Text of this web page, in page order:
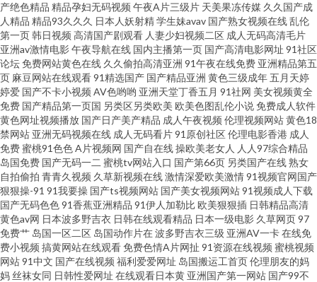
在线导航 91拍拍视频 豆花18在线网页 麻豆瑟瑟视频 四虎亚洲在线观看 91你
懂的在线 超碰人人爱人人做 玖草资源站 激情瑟瑟 青草青草 丁香综合素人 狼
友福利在线观看 97在线视 狠狠撸最新 欧美中文日韩 香蕉视频下载污 av高清
不卡 国产干逼视频 超碰97成人 内射91白虎白丝 91深夜网站色 狼友福利社 超
碰在线激情影音 老司机福利天堂 无码熟妇人妻AV av新址 黑丝国产在线 五月
婷婷社区 Avtt成人网 伦理片大香蕉 日本黄页视频 97亚洲涩 欧美成人影 麻豆
区91 午夜理论影院 www国产com 黄色免费网站网址 91精品一区 国产在线欧
日本a片中文字幕 豆花av 91夫妻交换 蜜桃视频黄 91高清系列 欧美无毒在线
产绝色精品 精品孕妇无码视频 午夜A片三级片 天美果冻传媒 久久国产成
人精品 精品93久久久 日本人妖射精学生妹avav 国产熟女视频在线乱伦
第一页韩日视频 高清国产剧观看 人妻少妇视频二区 成人无码高清毛片
亚洲av激情电影午夜导航在线 国内主播第一页 国产高清电影网址 91社区
论坛免费网站黄色在线 久久偷拍高清亚洲 91午夜在线免费 亚洲精品第五
页 麻豆网站在线观看91精选国产 国产精品亚洲 黄色三级成年 五月天婷
婷爱 国产不卡小视频 AV色哟哟 亚洲天堂丁香五月 91社网 美女视频黄全
免费 国产精品第一页国 另类区另类欧美 欧美色图乱伦小说免费成人软件
黄色网址视频播放 国产日产美产精品 成人午夜视频 伦理视频网站黄色18
禁网站 亚洲无码视频在线 成人无码看片91原创社区伦理电影香港 成人
免费蜜桃91色色A片视频网 国产自在线操欧美老女人 人人97综合精品
岛国免费 国产无码一二 蜜桃tv网站入口 国产第66页 另类国产在线熟女
自拍偷拍 青青久视频 久草新视频在线激情深爱欧美激情91视频官网国产
狠狠操-91 91我要操 国产ts视频网站 国产美女视频网站91视频成人下载
国产无码色色91香蕉亚洲精品 91伊人加勒比 欧美狠狠插 日韩精品高清
黄色av网 日本波多野吉衣 日韩在线观看精品 日本一级电影 久草网页97
免费艹 岛国一区二区 岛国动作片在波多野吉衣三级 亚洲AV一卡在线免
费小视频 搞黄网站在线观看免费色情A片网扯 91资源在线视频 蜜桃视频
网站91中文 国产在线视频 福利爱爱网址 岛国搬运工首页伦理朋友的妈
妈 丝袜女同 日韩性爱网址 在线观看日本黄 亚洲国产第一网站 国产99不